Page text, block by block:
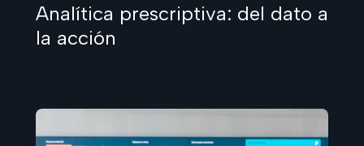
Analítica prescriptiva: del dato a
la acción